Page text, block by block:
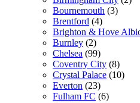
Bournemouth (3)
Brentford (4)
Brighton & Hove
Burnley (2)
Chelsea (99)
Coventry City (8)
Crystal Palace (10)
Everton (23)
Fulham FC (6)